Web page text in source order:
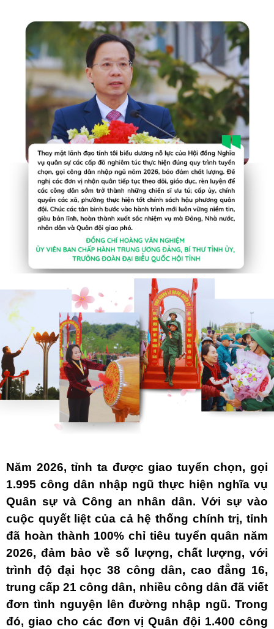
Năm 2026, tỉnh ta được giao tuyển chọn, gọi
1.995 công dân nhập ngũ thực hiện nghĩa vụ
Quân sự và Công an nhân dân. Với sự vào
cuộc quyết liệt của cả hệ thống chính trị, tỉnh
đã hoàn thành 100% chỉ tiêu tuyển quân năm
2026, đảm bảo về số lượng, chất lượng, với
trình độ đại học 38 công dân, cao đẳng 16,
trung cấp 21 công dân, nhiều công dân đã viết
đơn tình nguyện lên đường nhập ngũ. Trong
đó, giao cho các đơn vị Quân đội 1.400 công